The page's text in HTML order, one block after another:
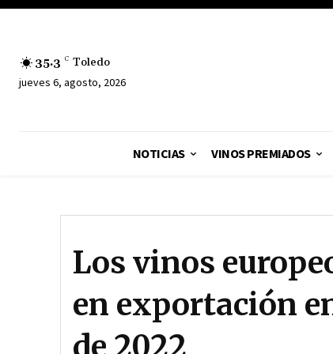
35.3 C Toledo
jueves 6, agosto, 2026
NOTICIAS VINOS PREMIADOS
Los vinos
en exportación
de 2022